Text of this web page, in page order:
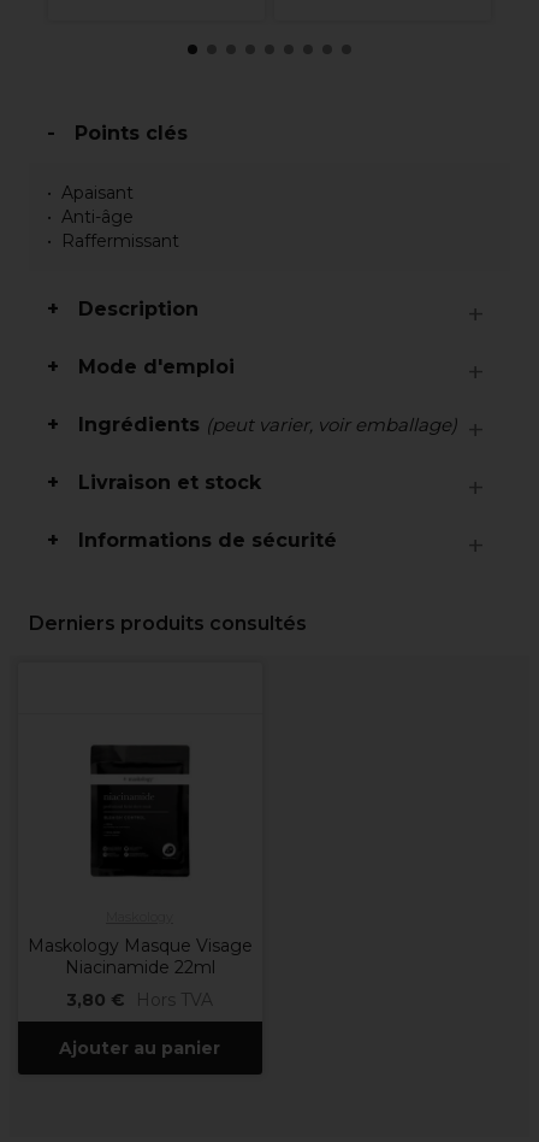
Points clés
Apaisant
Anti-âge
Raffermissant
Description
Mode d'emploi
Ingrédients (peut varier, voir emballage)
Livraison et stock
Informations de sécurité
Derniers produits consultés
Maskology Masque Visage
Niacinamide 22ml
3,80 €
Hors TVA
Ajouter au panier